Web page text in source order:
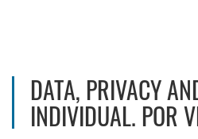
DATA, PRIVACY
INDIVIDUAL. POR